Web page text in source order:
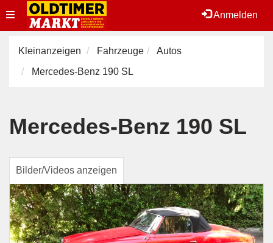
Anmelden
Toggle
navigation
Kleinanzeigen Fahrzeuge
Autos
Mercedes-Benz 190 SL
Mercedes-Benz 190 SL
Bilder/Videos anzeigen